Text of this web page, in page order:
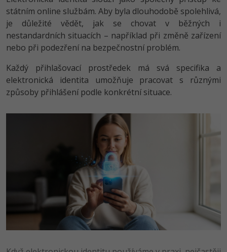
Best practices
Databázový analytik
Copywriter
WordPress specialista
SEO specialista
Návrh SW -80%
Algoritmy -41%
Umělá inteligence (AI) -10%
Pro děti
Více
Google Dokumenty
Time management
Windows
Linux
Kybernetická bezpečnost
Elektronický podpis
Kurzy designu
státním online službám. Aby byla dlouhodobě spolehlivá,
je důležité vědět, jak se chovat v běžných i
nestandardních situacích – například při změně zařízení
nebo při podezření na bezpečnostní problém.
Každý přihlašovací prostředek má svá specifika a
elektronická identita umožňuje pracovat s různými
způsoby přihlášení podle konkrétní situace.